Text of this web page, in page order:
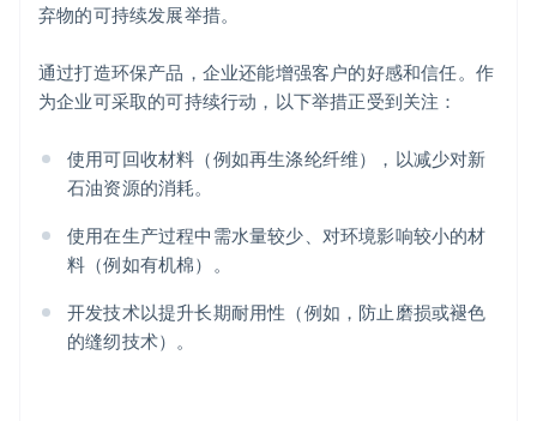
弃物的可持续发展举措。
通过打造环保产品，企业还能增强客户的好感和信任。作
为企业可采取的可持续行动，以下举措正受到关注：
使用可回收材料（例如再生涤纶纤维），以减少对新
石油资源的消耗。
使用在生产过程中需水量较少、对环境影响较小的材
料（例如有机棉）。
开发技术以提升长期耐用性（例如，防止磨损或褪色
的缝纫技术）。